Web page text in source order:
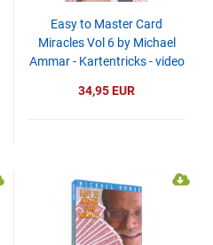
Easy to Master Card
Miracles Vol 6 by Michael
Ammar - Kartentricks - video
34,95 EUR